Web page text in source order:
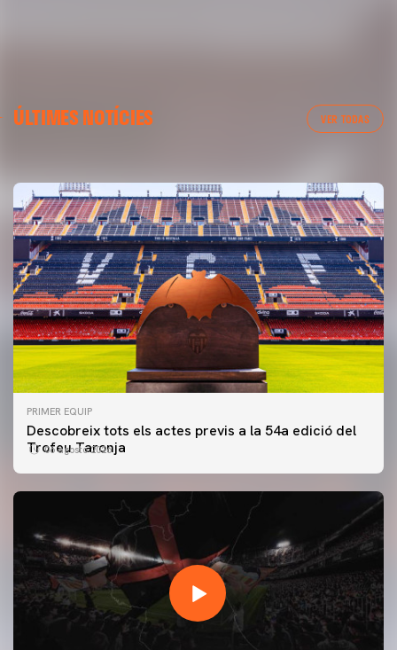
ÚLTIMES NOTÍCIES VER TODAS
ENTRENAMENT DEL VALENCIA CF 6/8/2026
PRIMER EQUIP
Descobreix tots els actes previs a la 54a edició del
Trofeu Taronja
06 agosto 2026